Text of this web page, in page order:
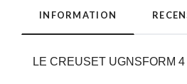
INFORMATION
LE CREUSET UGNSFORM